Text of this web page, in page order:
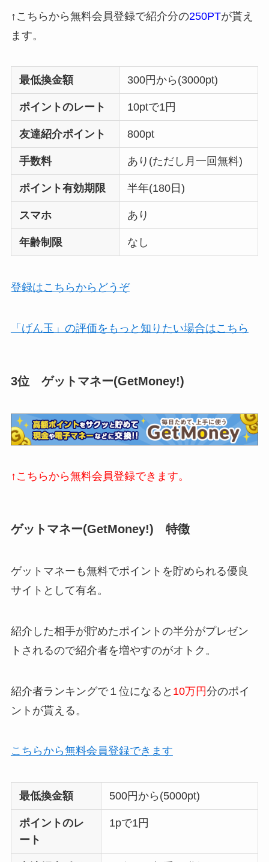
↑こちらから無料会員登録で紹介分の250PTが貰え
ます。
最低換金額 300円から(3000pt)
ポイントのレート 10ptで1円
友達紹介ポイント 800pt
手数料 あり(ただし月一回無料)
ポイント有効期限 半年(180日)
スマホ あり
年齢制限 なし
登録はこちらからどうぞ
「げん玉」の評価をもっと知りたい場合はこちら
3位 ゲットマネー(GetMoney!)
↑こちらから無料会員登録できます。
ゲットマネー(GetMoney!) 特徴
ゲットマネーも無料でポイントを貯められる優良
サイトとして有名。
紹介した相手が貯めたポイントの半分がプレゼン
トされるので紹介者を増やすのがオトク。
紹介者ランキングで１位になると 10万円分のポイ
ントが貰える。
こちらから無料会員登録できます
最低換金額 500円から(5000pt)
ポイントのレ
ート
1pで1円